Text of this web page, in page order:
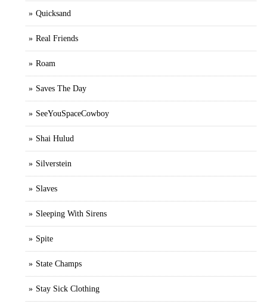
Quicksand
Real Friends
Roam
Saves The Day
SeeYouSpaceCowboy
Shai Hulud
Silverstein
Slaves
Sleeping With Sirens
Spite
State Champs
Stay Sick Clothing